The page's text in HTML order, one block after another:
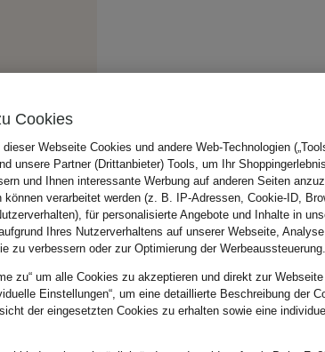
Cookies
Webseite Cookies und andere Web-Technologien
unsere Partner (Drittanbieter) Tools, um Ihr
und Ihnen interessante Werbung auf anderen Seiten
können verarbeitet werden (z. B. IP-Adressen, Cookie-ID,
für personalisierte Angebote und Inhalte in
Ihres Nutzerverhaltens auf unserer Webseite,
zu verbessern oder zur Optimierung der Werbeaussteuerung.
zu“ um alle Cookies zu akzeptieren und direkt zur
Einstellungen“, um eine detaillierte Beschreibung der
der eingesetzten Cookies zu erhalten sowie eine